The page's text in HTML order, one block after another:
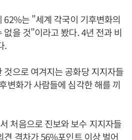
62%는 "세계 각국이 기후변화의
없을 것"이라고 봤다. 4년 전과 비
.
것으로 여겨지는 공화당 지지자들
변화가 사람들에 심각한 해를 끼
처음으로 진보와 보수 지지자들
견 격차가 56%포인트 이상 벌어